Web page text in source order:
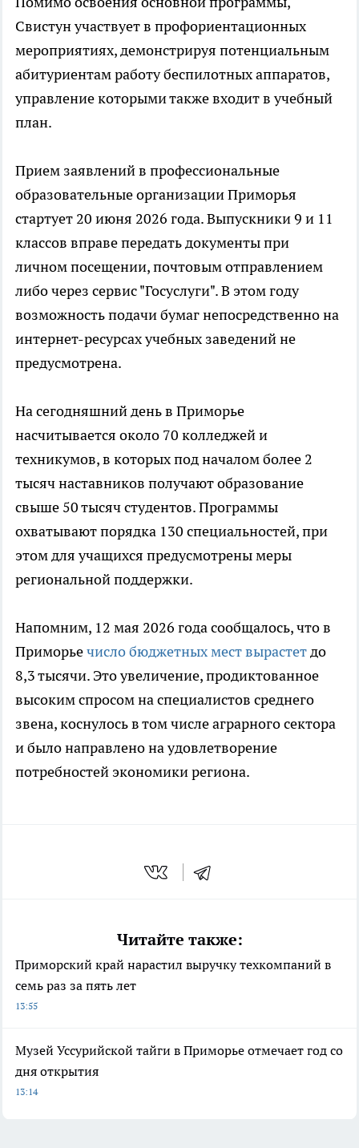
Свистун участвует в профориентационных
мероприятиях, демонстрируя потенциальным
абитуриентам работу беспилотных аппаратов,
управление которыми также входит в учебный
план.
Прием заявлений в профессиональные
образовательные организации Приморья
стартует 20 июня 2026 года. Выпускники 9 и 11
классов вправе передать документы при
личном посещении, почтовым отправлением
либо через сервис "Госуслуги". В этом году
возможность подачи бумаг непосредственно на
интернет-ресурсах учебных заведений не
предусмотрена.
На сегодняшний день в Приморье
насчитывается около 70 колледжей и
техникумов, в которых под началом более 2
тысяч наставников получают образование
свыше 50 тысяч студентов. Программы
охватывают порядка 130 специальностей, при
этом для учащихся предусмотрены меры
региональной поддержки.
Напомним, 12 мая 2026 года сообщалось, что в
Приморьечисло бюджетных мест вырастетдо
8,3 тысячи. Это увеличение, продиктованное
высоким спросом на специалистов среднего
звена, коснулось в том числе аграрного сектора
и было направлено на удовлетворение
потребностей экономики региона.
Читайте также:
Приморский край нарастил выручку техкомпаний в
семь раз за пять лет
13:55
Музей Уссурийской тайги в Приморье отмечает год со
дня открытия
13:14